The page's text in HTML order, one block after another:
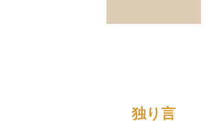
独り言